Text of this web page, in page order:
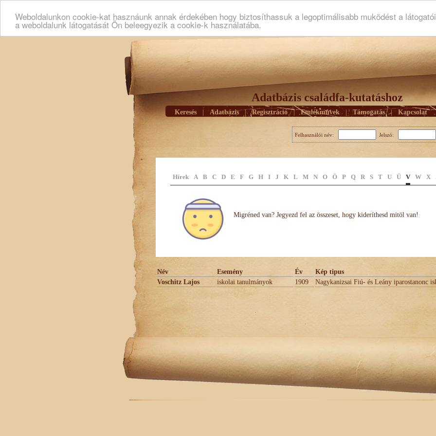
Weboldalunkon cookie-kat hasznáunk annak érdekében hogy biztosíthassuk a legoptimálisabb muködést a
a weboldalunk látogatását Ön beleegyezik a cookie-k használatába.
Adatbázis családfa-kutatáshoz
Keresés Adatbázis | Regisztráció | Emlékmûvek | Támogatás | Kapcsolat
Felhasználói név: Jelszó:
Hírek A B C D E F G H I J K L M N O Ö P Q R S T U Ü V W X
Migréned van? Jegyezd fel az összeset, hogy kideríthesd mitöl van!
Név Esemény Év
Kép tipus
Voschitz Lajos
iskolai tanulmányok 1909 Nagykanizsai Fiú- és Leány iparostanonc